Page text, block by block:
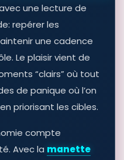
une lecture de
repérer les
une cadence
Le plaisir vient de
“clairs” où tout
de panique où l’on
priorisant les cibles.
compte
Avec la manette